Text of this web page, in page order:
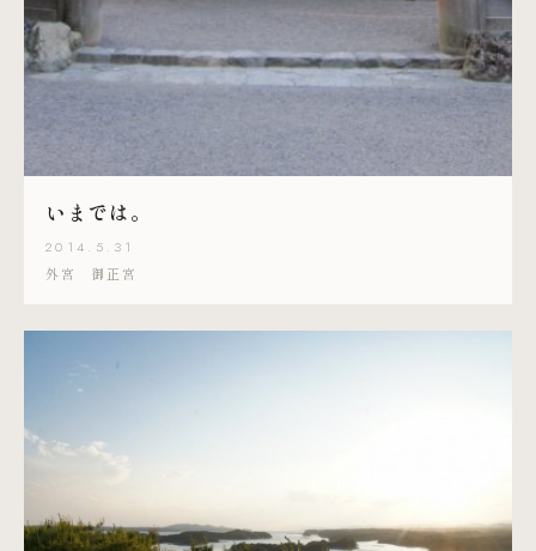
いまでは。
2014.5.31
外宮 御正宮